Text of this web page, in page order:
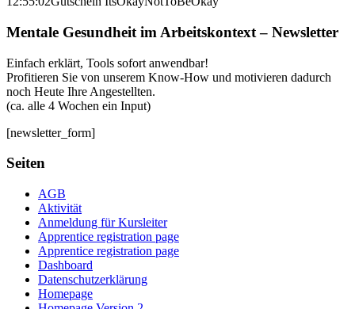
Mentale Gesundheit im Arbeitskontext – Newsletter
Einfach erklärt, Tools sofort anwendbar!
Profitieren Sie von unserem Know-How und motivieren dadurch
noch Heute Ihre Angestellten.
(ca. alle 4 Wochen ein Input)
[newsletter_form]
Seiten
AGB
Aktivität
Anmeldung für Kursleiter
Apprentice registration page
Apprentice registration page
Dashboard
Datenschutzerklärung
Homepage